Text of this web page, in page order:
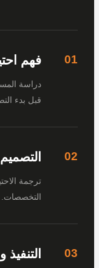
فهم احتياجات
دراسة المساحة
قبل بدء التصميم.
التصميم
ترجمة الاحتياجات
التخصصات.
التنفيذ